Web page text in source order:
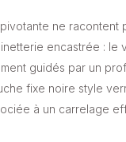
ne racontent
encastrée :
guidés par un
fixe noire style
à un carrelage